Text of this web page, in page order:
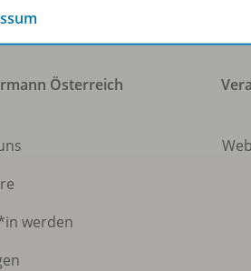
Österreich
werden